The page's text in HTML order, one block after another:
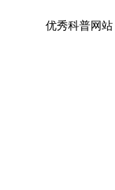
优秀科普网站